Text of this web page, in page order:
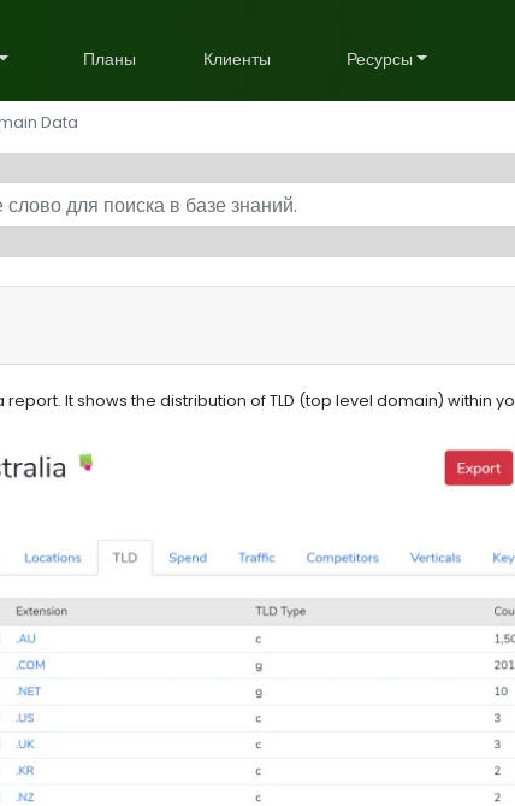
Планы Клиенты Ресурсы
Data
report. It shows the distribution of TLD (top level domain) within